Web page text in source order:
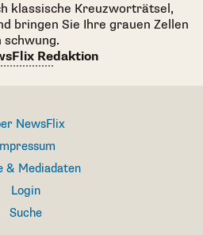
klassische Kreuzworträtsel,
bringen Sie Ihre grauen Zellen
schwung.
Redaktion
NewsFlix
& Mediadaten
Login
Suche